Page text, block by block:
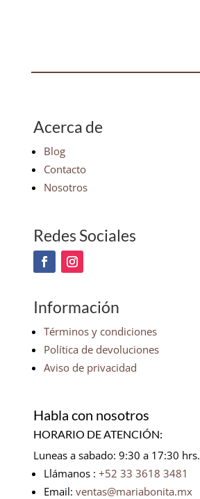
Acerca de
Blog
Contacto
Nosotros
Redes Sociales
Información
Términos y condiciones
Política de devoluciones
Aviso de privacidad
Habla con nosotros
HORARIO DE ATENCIÓN:
Luneas a sabado: 9:30 a 17:30 hrs.
Llámanos : +52 33 3618 3481
Email: ventas@mariabonita.mx